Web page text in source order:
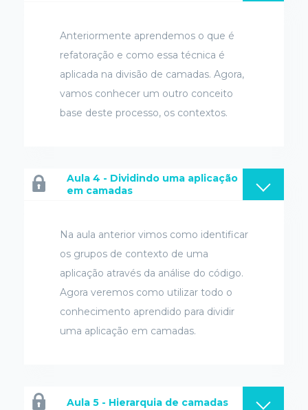
Anteriormente aprendemos o que é
refatoração e como essa técnica é
aplicada na divisão de camadas. Agora,
vamos conhecer um outro conceito
base deste processo, os contextos.
Aula 4 - Dividindo uma aplicação
em camadas
Na aula anterior vimos como identificar
os grupos de contexto de uma
aplicação através da análise do código.
Agora veremos como utilizar todo o
conhecimento aprendido para dividir
uma aplicação em camadas.
Aula 5 - Hierarquia de camadas